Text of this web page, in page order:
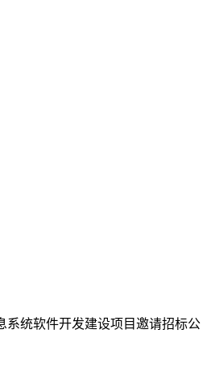
系统软件开发建设项目邀请招标公